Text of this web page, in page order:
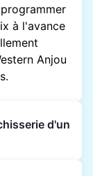
à l'avance
Anjou
d'un